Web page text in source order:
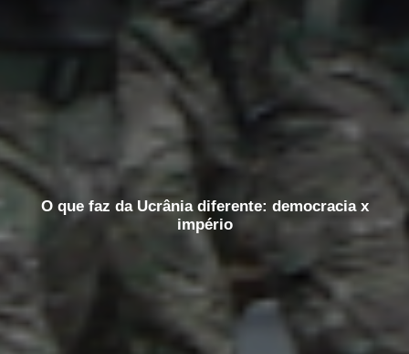
O que faz da Ucrânia diferente: democracia x
império